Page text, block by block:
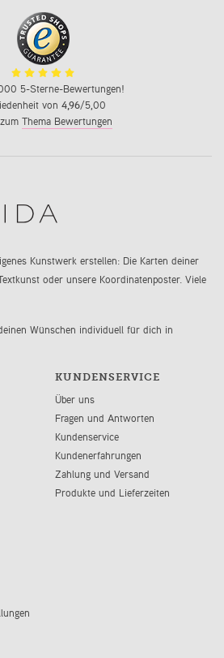
5-Sterne-Bewertungen!
von 4,96/5,00
Thema Bewertungen
Kunstwerk erstellen: Die Karten deiner
oder unsere Koordinatenposter. Viele
Wünschen individuell für dich in
KUNDENSERVICE
Über uns
Fragen und Antworten
Kundenservice
Kundenerfahrungen
Zahlung und Versand
Produkte und Lieferzeiten